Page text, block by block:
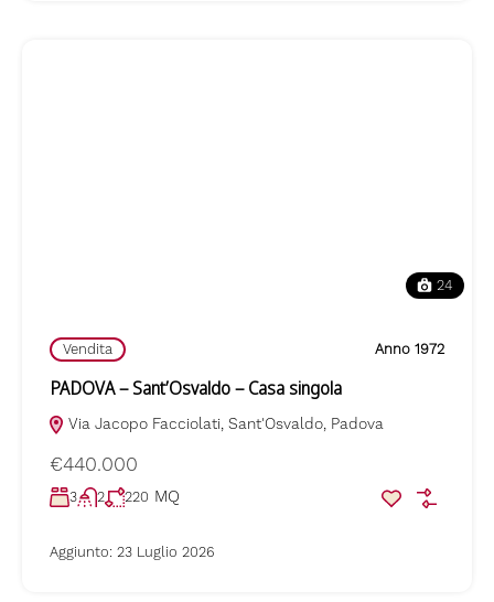
24
Vendita Anno 1972
PADOVA – Sant’Osvaldo – Casa singola
Via Jacopo Facciolati, Sant'Osvaldo, Padova
€440.000
3 2 220 MQ
Aggiunto: 23 Luglio 2026